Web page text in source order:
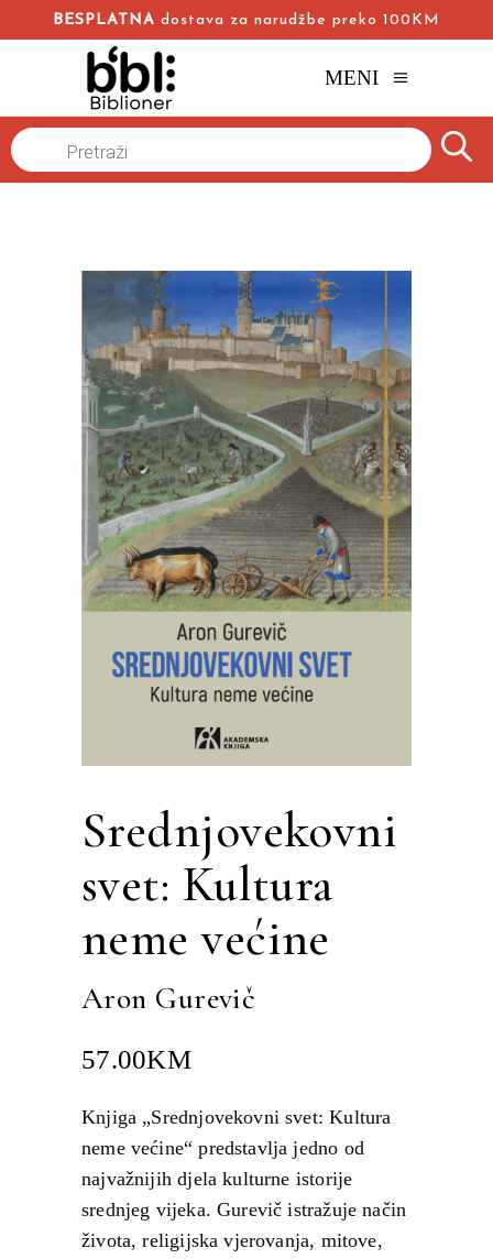
BESPLATNA dostava za narudžbe preko 100KM
MENI
Products
search
Srednjovekovni
svet: Kultura
neme većine
Aron Gurevič
57.00KM
Knjiga „Srednjovekovni svet: Kultura
neme većine“ predstavlja jedno od
najvažnijih djela kulturne istorije
srednjeg vijeka. Gurevič istražuje način
života, religijska vjerovanja, mitove,